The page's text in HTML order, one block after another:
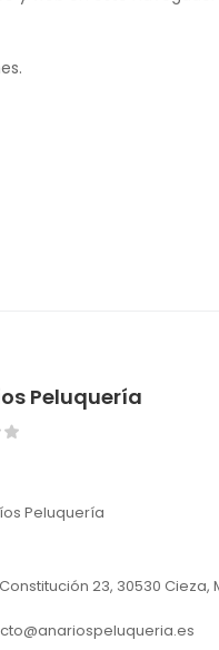
Peluquería
Peluquería
23, 30530 Cieza,